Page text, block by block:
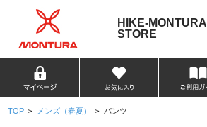
HIKE-MONTURA
STORE
TOP > メンズ（春夏） > パンツ